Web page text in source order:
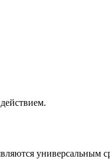
универсальным